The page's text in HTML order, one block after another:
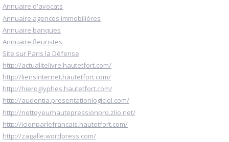
Annuaire d'avocats
Annuaire agences immobilières
Annuaire banques
Annuaire fleuristes
Site sur Paris la Défense
http://actualitelivre.hautetfort.com/
http://liensinternet.hautetfort.com/
http://hieroglyphes.hautetfort.com/
http://audentia.presentationlogiciel.com/
http://nettoyeurhautepressionpro.zlio.net/
http://icionparlefrancais.hautetfort.com/
http://zagalle.wordpress.com/